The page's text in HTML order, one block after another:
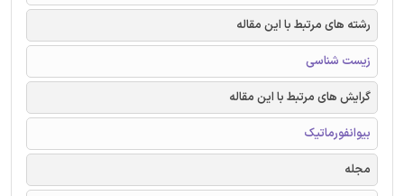
رشته های مرتبط با این مقاله
زیست شناسی
گرایش های مرتبط با این مقاله
بیوانفورماتیک
مجله